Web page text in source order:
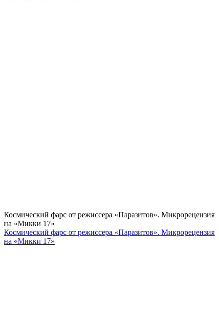
Космический фарс от режиссера «Паразитов». Микрорецензия
на «Микки 17»
Космический фарс от режиссера «Паразитов». Микрорецензия
на «Микки 17»